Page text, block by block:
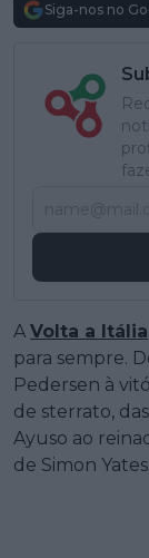
Siga-nos no
A Volta a Itália
para sempre.
Pedersen à
de sterrato,
Ayuso ao
de Simon Yates.